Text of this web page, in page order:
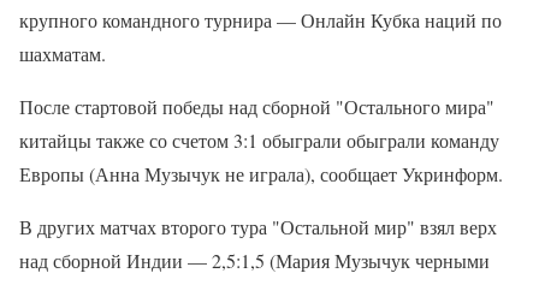
крупного командного турнира — Онлайн Кубка наций по
шахматам.
После стартовой победы над сборной "Остального мира"
китайцы также со счетом 3:1 обыграли обыграли команду
Европы (Анна Музычук не играла), сообщает Укринформ.
В других матчах второго тура "Остальной мир" взял верх
над сборной Индии — 2,5:1,5 (Мария Музычук черными